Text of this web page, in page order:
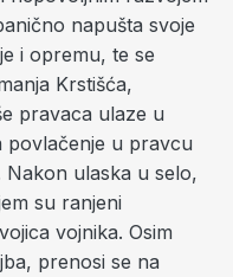
napušta svoje
i opremu, te se
Krstišća,
pravaca ulaze u
povlačenje u pravcu
Nakon ulaska u selo,
su ranjeni
vojnika. Osim
prenosi se na